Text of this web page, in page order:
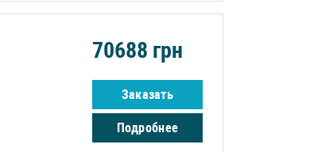
70688 грн
Заказать
Подробнее